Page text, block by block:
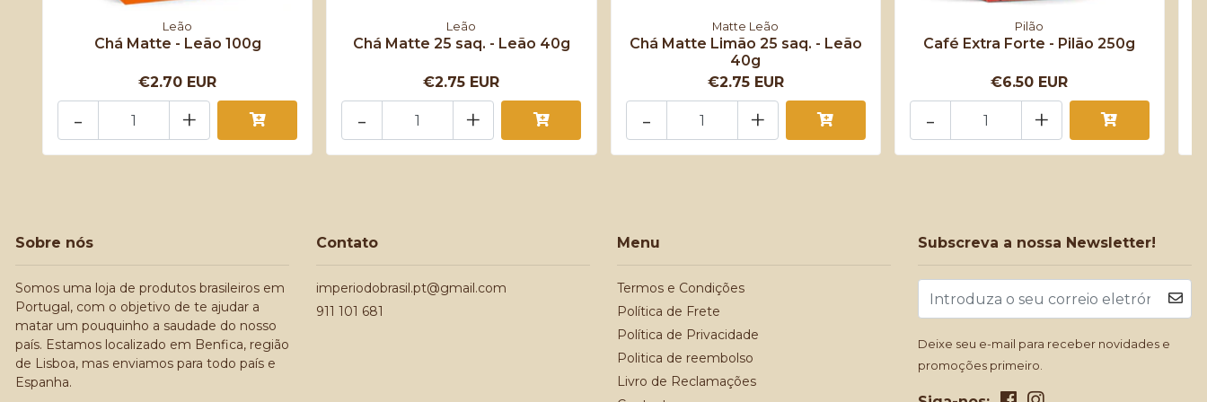
Leão
Chá Matte - Leão 100g
€2.70 EUR
+
-
Leão
Chá Matte 25 saq. - Leão 40g
€2.75 EUR
+
-
Matte Leão
Chá Matte Limão 25 saq. - Leão
40g
€2.75 EUR
+
-
Pilão
Café Extra Forte - Pilão 250g
€6.50 EUR
+
-
Sobre nós
Somos uma loja de produtos brasileiros em
Portugal, com o objetivo de te ajudar a
matar um pouquinho a saudade do nosso
país. Estamos localizado em Benfica, região
de Lisboa, mas enviamos para todo país e
Espanha.
Contato
imperiodobrasil.pt@gmail.com
911 101 681
Menu
Termos e Condições
Política de Frete
Política de Privacidade
Politica de reembolso
Livro de Reclamações
Subscreva a nossa Newsletter!
Deixe seu e-mail para receber novidades e
promoções primeiro.